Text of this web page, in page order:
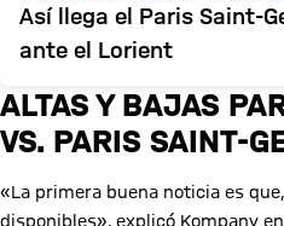
Así llega el Paris Saint-
ante el Lorient
ALTAS Y BAJAS
VS. PARIS SAINT-
«La primera buena noticia es
disponibles», explicó Kompany